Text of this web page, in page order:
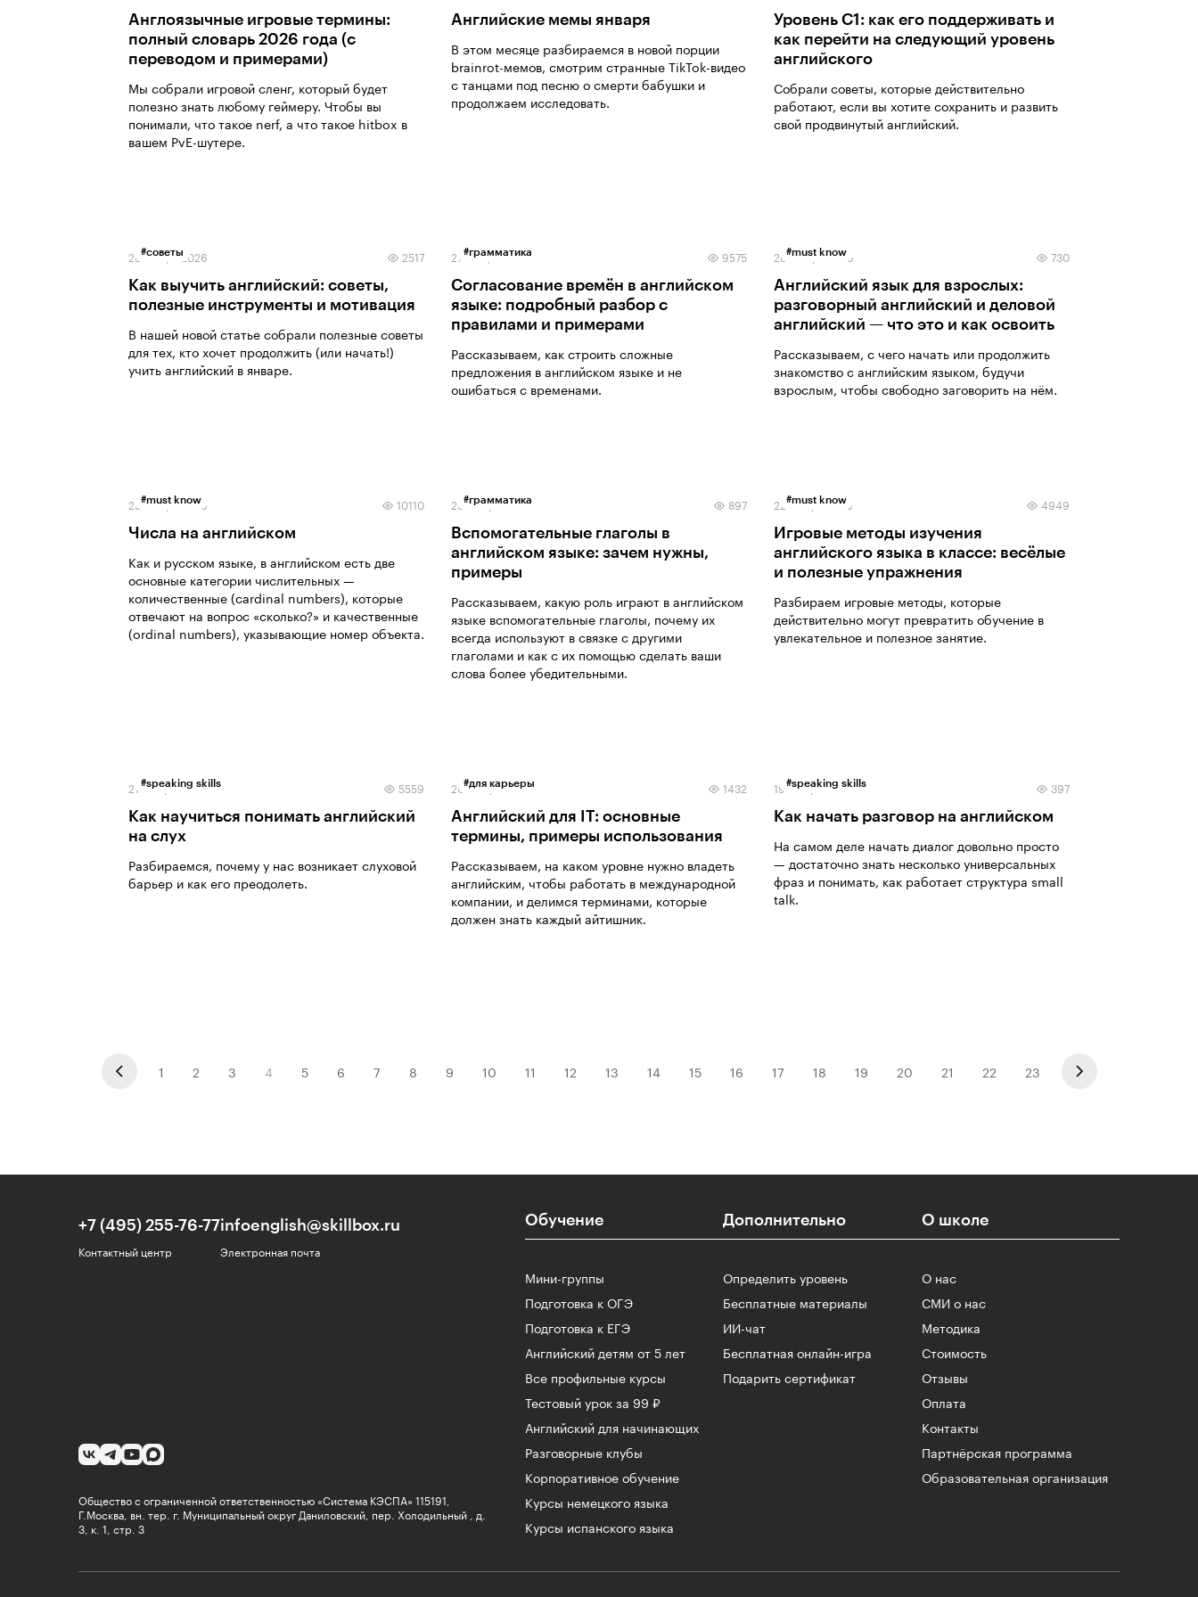
Англоязычные игровые термины:
полный словарь 2026 года (с
переводом и примерами)
Мы собрали игровой сленг, который будет
полезно знать любому геймеру. Чтобы вы
понимали, что такое nerf, а что такое hitbox в
вашем PvE-шутере.
Английские мемы января
В этом месяце разбираемся в новой порции
brainrot-мемов, смотрим странные TikTok-видео
с танцами под песню о смерти бабушки и
продолжаем исследовать.
Уровень C1: как его поддерживать и
как перейти на следующий уровень
английского
Собрали советы, которые действительно
работают, если вы хотите сохранить и развить
свой продвинутый английский.
#советы
28 января 2026 2517
Как выучить английский: советы,
полезные инструменты и мотивация
В нашей новой статье собрали полезные советы
для тех, кто хочет продолжить (или начать!)
учить английский в январе.
#грамматика
27 января 2026 9575
Согласование времён в английском
языке: подробный разбор с
правилами и примерами
Рассказываем, как строить сложные
предложения в английском языке и не
ошибаться с временами.
#must know
26 января 2026 730
Английский язык для взрослых:
разговорный английский и деловой
английский — что это и как освоить
Рассказываем, с чего начать или продолжить
знакомство с английским языком, будучи
взрослым, чтобы свободно заговорить на нём.
#must know
23 января 2026 10110
Числа на английском
Как и русском языке, в английском есть две
основные категории числительных —
количественные (cardinal numbers), которые
отвечают на вопрос «сколько?» и качественные
(ordinal numbers), указывающие номер объекта.
#грамматика
23 января 2026 897
Вспомогательные глаголы в
английском языке: зачем нужны,
примеры
Рассказываем, какую роль играют в английском
языке вспомогательные глаголы, почему их
всегда используют в связке с другими
глаголами и как с их помощью сделать ваши
слова более убедительными.
#must know
22 января 2026 4949
Игровые методы изучения
английского языка в классе: весёлые
и полезные упражнения
Разбираем игровые методы, которые
действительно могут превратить обучение в
увлекательное и полезное занятие.
#speaking skills
21 января 2026 5559
Как научиться понимать английский
на слух
Разбираемся, почему у нас возникает слуховой
барьер и как его преодолеть.
#для карьеры
20 января 2026 1432
Английский для IT: основные
термины, примеры использования
Рассказываем, на каком уровне нужно владеть
английским, чтобы работать в международной
компании, и делимся терминами, которые
должен знать каждый айтишник.
#speaking skills
19 января 2026 397
Как начать разговор на английском
На самом деле начать диалог довольно просто
— достаточно знать несколько универсальных
фраз и понимать, как работает структура small
talk.
1 2 3 4 5 6 7 8 9 10 11 12 13 14 15 16 17 18 19 20 21 22 23
+7 (495) 255-76-77
Контактный центр
infoenglish@skillbox.ru
Электронная почта
Общество с ограниченной ответственностью «Система КЭСПА» 115191,
Г.Москва, вн. тер. г. Муниципальный округ Даниловский, пер. Холодильный , д.
3, к. 1, стр. 3
Обучение
Мини-группы
Подготовка к ОГЭ
Подготовка к ЕГЭ
Английский детям от 5 лет
Все профильные курсы
Тестовый урок за 99 ₽
Английский для начинающих
Разговорные клубы
Корпоративное обучение
Курсы немецкого языка
Курсы испанского языка
Дополнительно
Определить уровень
Бесплатные материалы
ИИ-чат
Бесплатная онлайн-игра
Подарить сертификат
О школе
О нас
СМИ о нас
Методика
Стоимость
Отзывы
Оплата
Контакты
Партнёрская программа
Образовательная организация